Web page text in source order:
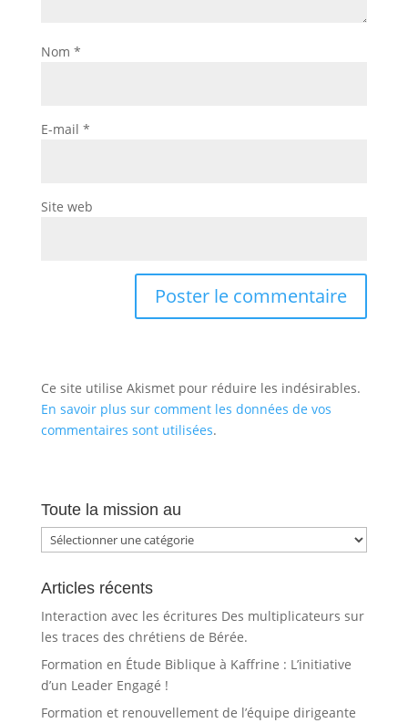
Nom *
E-mail *
Site web
Ce site utilise Akismet pour réduire les indésirables.
En savoir plus sur comment les données de vos
commentaires sont utilisées.
Toute la mission au
Toute
la
mission
Articles récents
Interaction avec les écritures Des multiplicateurs sur
les traces des chrétiens de Bérée.
Formation en Étude Biblique à Kaffrine : L’initiative
d’un Leader Engagé !
Formation et renouvellement de l’équipe dirigeante